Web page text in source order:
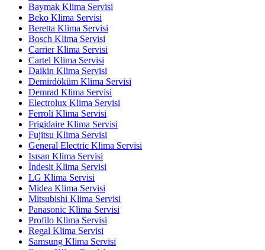
Baymak Klima Servisi
Beko Klima Servisi
Beretta Klima Servisi
Bosch Klima Servisi
Carrier Klima Servisi
Cartel Klima Servisi
Daikin Klima Servisi
Demirdöküm Klima Servisi
Demrad Klima Servisi
Electrolux Klima Servisi
Ferroli Klima Servisi
Frigidaire Klima Servisi
Fujitsu Klima Servisi
General Electric Klima Servisi
Isısan Klima Servisi
İndesit Klima Servisi
LG Klima Servisi
Midea Klima Servisi
Mitsubishi Klima Servisi
Panasonic Klima Servisi
Profilo Klima Servisi
Regal Klima Servisi
Samsung Klima Servisi